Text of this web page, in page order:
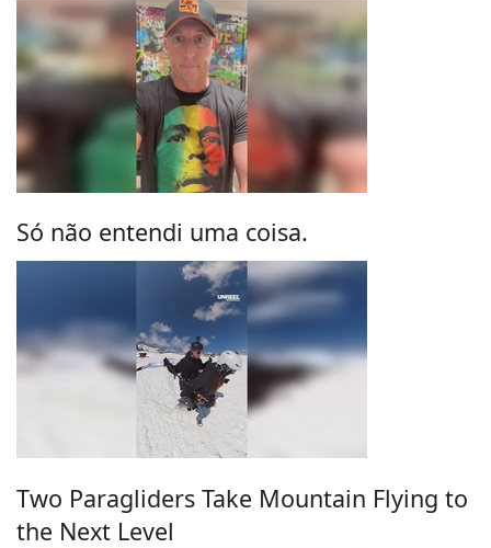
Só não entendi uma coisa.
Two Paragliders Take Mountain Flying to
the Next Level